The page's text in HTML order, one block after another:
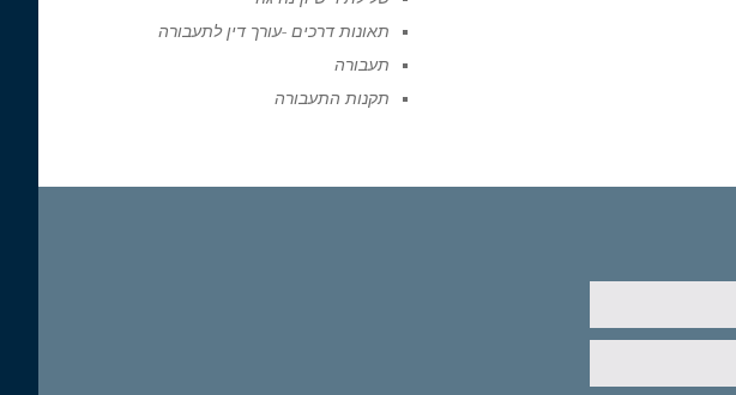
תאונות דרכים -עורך דין לתעבורה
תעבורה
תקנות התעבורה